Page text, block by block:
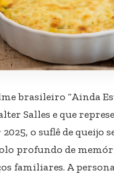
brasileiro “Ainda
Salles e que
o suflê de queijo
profundo de
familiares. A